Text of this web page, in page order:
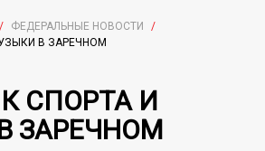
/ ФЕДЕРАЛЬНЫЕ НОВОСТИ
/
В ЗАРЕЧНОМ
СПОРТА И
ЗАРЕЧНОМ